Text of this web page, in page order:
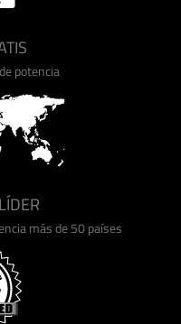
potencia
más de 50 países